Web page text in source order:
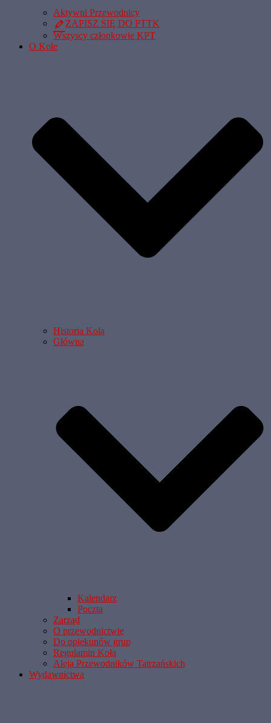
Aktywni Przewodnicy
ZAPISZ SIĘ DO PTTK
Wszyscy członkowie KPT
O Kole
Historia Koła
Główna
Kalendarz
Poczta
Zarząd
O przewodnictwie
Do opiekunów grup
Regulamin Koła
Aleja Przewodników Tatrzańskich
Wydawnictwa